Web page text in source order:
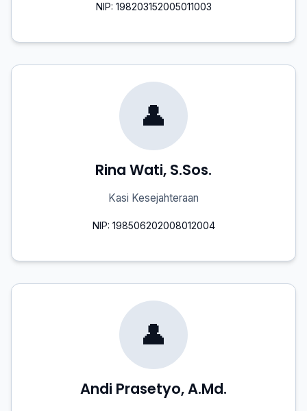
NIP: 198203152005011003
👤
Rina Wati, S.Sos.
Kasi Kesejahteraan
NIP: 198506202008012004
👤
Andi Prasetyo, A.Md.